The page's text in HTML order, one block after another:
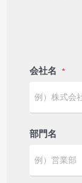
会社名 *
部門名